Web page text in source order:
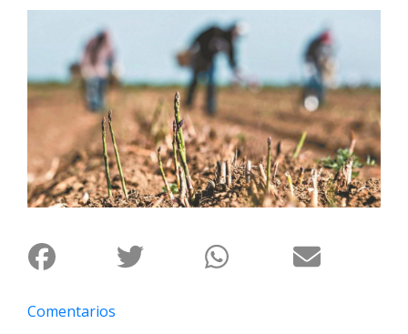
Interés
Ciudad
Deportes
y
Espectáculos
Cartelera
de
Comentarios